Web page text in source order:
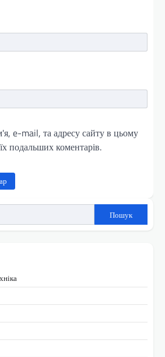
e-mail, та адресу сайту в цьому
подальших коментарів.
Пошук